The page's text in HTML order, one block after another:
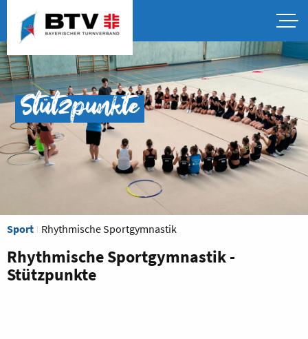
Stützpunkte
Sport Rhythmische Sportgymnastik
Rhythmische Sportgymnastik -
Stützpunkte